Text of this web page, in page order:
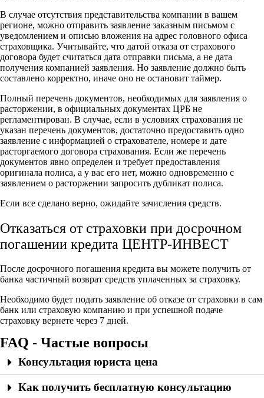
В случае отсутствия представительства компании в вашем
регионе, можно отправить заявление заказным письмом с
уведомлением и описью вложения на адрес головного офиса
страховщика. Учитывайте, что датой отказа от страхового
договора будет считаться дата отправки письма, а не дата
получения компанией заявления. Но заявление должно быть
составлено корректно, иначе оно не остановит таймер.
Полный перечень документов, необходимых для заявления о
расторжении, в официальных документах ЦРБ не
регламентирован. В случае, если в условиях страхования не
указан перечень документов, достаточно предоставить одно
заявление с информацией о страхователе, номере и дате
расторгаемого договора страхования. Если же перечень
документов явно определен и требует предоставления
оригинала полиса, а у вас его нет, можно одновременно с
заявлением о расторжении запросить дубликат полиса.
Если все сделано верно, ожидайте зачисления средств.
Отказаться от страховки при досрочном
погашении кредита ЦЕНТР-ИНВЕСТ
После досрочного погашения кредита вы можете получить от
банка частичный возврат средств уплаченных за страховку.
Необходимо будет подать заявление об отказе от страховки в сам
банк или страховую компанию и при успешной подаче
страховку вернете через 7 дней.
FAQ - Частые вопросы
Консультация юриста цена
Как получить бесплатную консультацию